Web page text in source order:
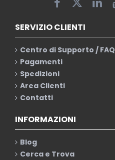
SERVIZIO CLIENTI
Centro di Supporto / FAQ
Pagamenti
Spedizioni
Area Clienti
Contatti
INFORMAZIONI
Blog
Cerca e Trova